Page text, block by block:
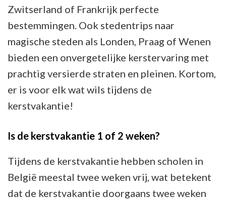
Zwitserland of Frankrijk perfecte
bestemmingen. Ook stedentrips naar
magische steden als Londen, Praag of Wenen
bieden een onvergetelijke kerstervaring met
prachtig versierde straten en pleinen. Kortom,
er is voor elk wat wils tijdens de
kerstvakantie!
Is de kerstvakantie 1 of 2 weken?
Tijdens de kerstvakantie hebben scholen in
België meestal twee weken vrij, wat betekent
dat de kerstvakantie doorgaans twee weken